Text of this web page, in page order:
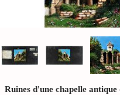
Ruines d'une chapelle